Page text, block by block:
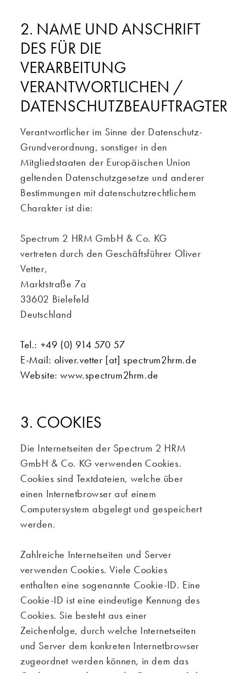
2. NAME UND ANSCHRIFT
DES FÜR DIE
VERARBEITUNG
VERANTWORTLICHEN /
DATENSCHUTZBEAUFTRAGTER
Verantwortlicher im Sinne der Datenschutz-
Grundverordnung, sonstiger in den
Mitgliedstaaten der Europäischen Union
geltenden Datenschutzgesetze und anderer
Bestimmungen mit datenschutzrechtlichem
Charakter ist die:
Spectrum 2 HRM GmbH & Co. KG
vertreten durch den Geschäftsführer Oliver
Vetter,
Marktstraße 7a
33602 Bielefeld
Deutschland
Tel.: +49 (0) 914 570 57
E-Mail: oliver.vetter [at] spectrum2hrm.de
Website: www.spectrum2hrm.de
3. COOKIES
Die Internetseiten der Spectrum 2 HRM
GmbH & Co. KG verwenden Cookies.
Cookies sind Textdateien, welche über
einen Internetbrowser auf einem
Computersystem abgelegt und gespeichert
werden.
Zahlreiche Internetseiten und Server
verwenden Cookies. Viele Cookies
enthalten eine sogenannte Cookie-ID. Eine
Cookie-ID ist eine eindeutige Kennung des
Cookies. Sie besteht aus einer
Zeichenfolge, durch welche Internetseiten
und Server dem konkreten Internetbrowser
zugeordnet werden können, in dem das